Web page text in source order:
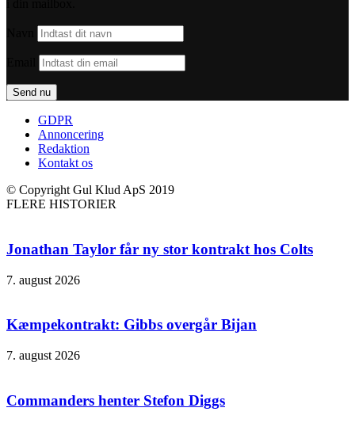
GDPR
Annoncering
Redaktion
Kontakt os
© Copyright Gul Klud ApS 2019
FLERE HISTORIER
Jonathan Taylor får ny stor kontrakt hos Colts
7. august 2026
Kæmpekontrakt: Gibbs overgår Bijan
7. august 2026
Commanders henter Stefon Diggs